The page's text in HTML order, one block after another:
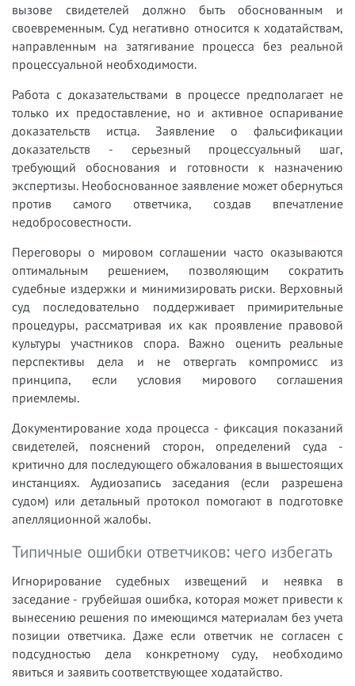
вызове свидетелей должно быть обоснованным и
своевременным. Суд негативно относится к ходатайствам,
направленным на затягивание процесса без реальной
процессуальной необходимости.
Работа с доказательствами в процессе предполагает не
только их предоставление, но и активное оспаривание
доказательств истца. Заявление о фальсификации
доказательств - серьезный процессуальный шаг,
требующий обоснования и готовности к назначению
экспертизы. Необоснованное заявление может обернуться
против самого ответчика, создав впечатление
недобросовестности.
Переговоры о мировом соглашении часто оказываются
оптимальным решением, позволяющим сократить
судебные издержки и минимизировать риски. Верховный
суд последовательно поддерживает примирительные
процедуры, рассматривая их как проявление правовой
культуры участников спора. Важно оценить реальные
перспективы дела и не отвергать компромисс из
принципа, если условия мирового соглашения
приемлемы.
Документирование хода процесса - фиксация показаний
свидетелей, пояснений сторон, определений суда -
критично для последующего обжалования в вышестоящих
инстанциях. Аудиозапись заседания (если разрешена
судом) или детальный протокол помогают в подготовке
апелляционной жалобы.
Типичные ошибки ответчиков: чего избегать
Игнорирование судебных извещений и неявка в
заседание - грубейшая ошибка, которая может привести к
вынесению решения по имеющимся материалам без учета
позиции ответчика. Даже если ответчик не согласен с
подсудностью дела конкретному суду, необходимо
явиться и заявить соответствующее ходатайство.